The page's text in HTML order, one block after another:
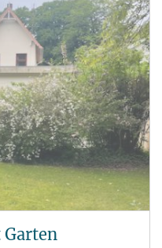
Garten